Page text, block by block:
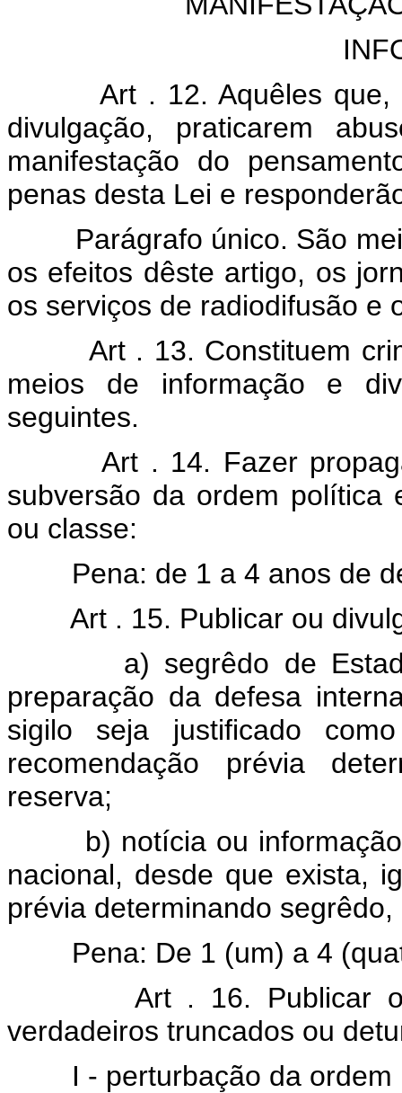
Art . 12. Aquêles
divulgação, praticarem
manifestação do
penas desta Lei e
Parágrafo único. São
os efeitos dêste artigo, os
os serviços de radiodifusão e
Art . 13. Constituem
meios de informação e
seguintes.
Art . 14. Fazer
subversão da ordem
ou classe:
Pena: de 1 a 4 anos de
Art . 15. Publicar ou
a) segrêdo de Estado,
preparação da defesa
sigilo seja justificado
recomendação prévia
reserva;
b) notícia ou informação
nacional, desde que exista,
prévia determinando
Pena: De 1 (um) a 4
Art . 16. Publicar
verdadeiros truncados ou
I - perturbação da ordem